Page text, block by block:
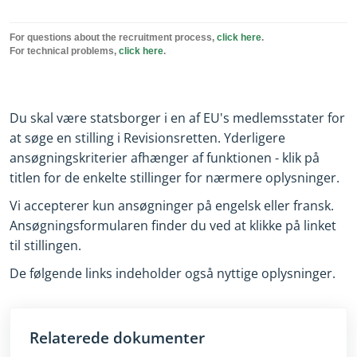
Du skal være statsborger i en af EU's medlemsstater for
at søge en stilling i Revisionsretten. Yderligere
ansøgningskriterier afhænger af funktionen - klik på
titlen for de enkelte stillinger for nærmere oplysninger.
Vi accepterer kun ansøgninger på engelsk eller fransk.
Ansøgningsformularen finder du ved at klikke på linket
til stillingen.
De følgende links indeholder også nyttige oplysninger.
Relaterede dokumenter